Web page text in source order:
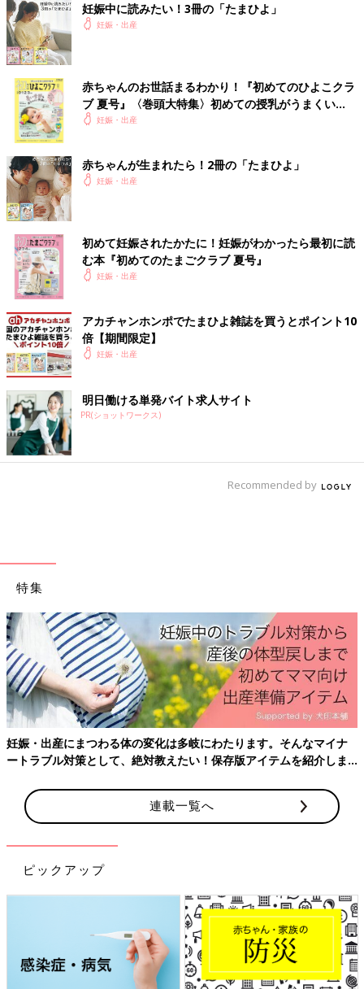
長男・二男の時のつわりは食べづわりで空腹になると気持ち悪く
まともな食事は気持ち悪くて食べてなかったのですが、2週間か
今回も食べづわりかなと思っていたところ妊娠3カ月辺りから食
べづわり、食後の強烈な胃もたれ、慢性的な眠気の症状が現れ始
めました。
日を追うにつれ、食べ物の匂いだけでも気持ち悪くなり、自分の
妊娠中に読みたい！3冊の「たまひよ」
妊娠・出産
赤ちゃんのお世話まるわかり！『初めてのひよこクラ
ブ 夏号』〈巻頭大特集〉初めての授乳がうまくい
く！ おっぱい・ミルクの基本と夏のトラブル 解決テ
妊娠・出産
赤ちゃんが生まれたら！2冊の「たまひよ」
妊娠・出産
初めて妊娠されたかたに！妊娠がわかったら最初に読
む本『初めてのたまごクラブ 夏号』
妊娠・出産
アカチャンホンポでたまひよ雑誌を買うとポイント10
倍【期間限定】
妊娠・出産
明日働ける単発バイト求人サイト
PR(ショットワークス)
Recommended by
特集
妊娠・出産にまつわる体の変化は多岐にわたります。そんなマイナ
ートラブル対策として、絶対教えたい！保存版アイテムを紹介しま
連載一覧へ
ピックアップ